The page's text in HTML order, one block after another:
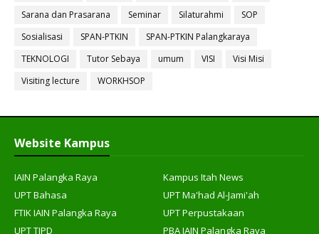
Sarana dan Prasarana
Seminar Silaturahmi
SOP
Sosialisasi
SPAN-PTKIN
SPAN-PTKIN Palangkaraya
TEKNOLOGI
Tutor Sebaya umum VISI
Visi Misi
Visiting lecture
WORKHSOP
Website Kampus
IAIN Palangka Raya
Kampus Itah News
UPT Bahasa
UPT Ma'had Al-Jami'ah
FTIK IAIN Palangka Raya
UPT Perpustakaan
UPT TIPD
PBA IAIN Palangka Raya